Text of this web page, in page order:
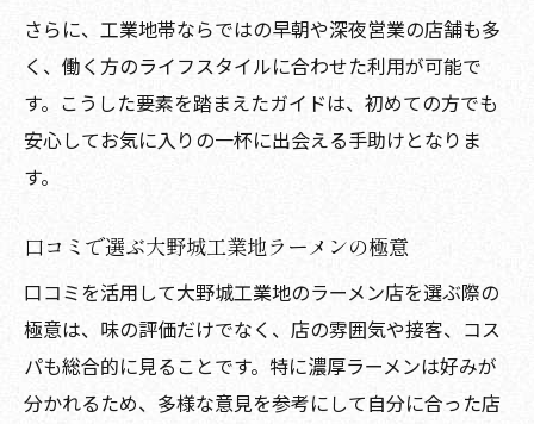
さらに、工業地帯ならではの早朝や深夜営業の店舗も多
く、働く方のライフスタイルに合わせた利用が可能で
す。こうした要素を踏まえたガイドは、初めての方でも
安心してお気に入りの一杯に出会える手助けとなりま
す。
口コミで選ぶ大野城工業地ラーメンの極意
口コミを活用して大野城工業地のラーメン店を選ぶ際の
極意は、味の評価だけでなく、店の雰囲気や接客、コス
パも総合的に見ることです。特に濃厚ラーメンは好みが
分かれるため、多様な意見を参考にして自分に合った店